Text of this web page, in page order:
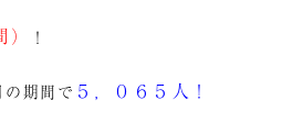
！
期間で ５，０６５人！